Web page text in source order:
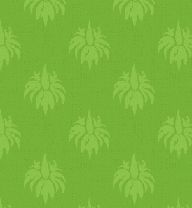
habbá verődni,
olvasztott
port. Másik
tejszínt először